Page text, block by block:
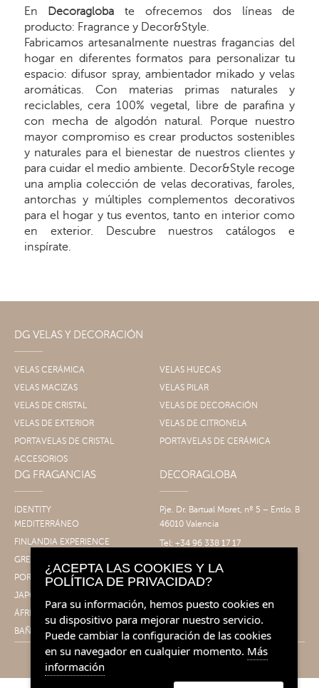
En Decoragloba te ofrecemos dos líneas de
producto: Fragrance y Decor&Style.
Fabricamos artesanalmente nuestras fragancias del
hogar en diferentes formatos para personalizar tu
espacio: difusor spray, ambientador mikado y velas
aromáticas. Con materias primas naturales y
reciclables, cera 100% vegetal, libre de parafina y
con mecha de algodón natural. Porque nuestro
mayor compromiso es crear productos sostenibles
y naturales para el bienestar de nuestros clientes y
para cuidar el medio ambiente. Decor&Style recoge
una amplia colección de velas decorativas, faroles,
antorchas y múltiples complementos decorativos
para el hogar y tus eventos, tanto en interior como
en exterior. Descubre nuestros catálogos e
inspírate.
DG VELAS Y DECORACIÓN
VELAS CERÁMICA
VELAS HUECAS
VELAS MACIZAS
VELAS PILAR
VELAS DE CRISTAL
VELAS DE DECORACIÓN
VELAS DE EXTERIOR
VELAS DE CITRONELA
PORTAVELAS DE CRISTAL
PORTAVELAS DE CERÁMICA
ACCESORIOS
DG FRAGANCIAS
IDENTITY
MEDITERRÁNEO
FINLANDIA EXPERIENCE
GRECIA EXPERIENCE
PORTUGAL EXPERIENCE
JAPÓN EXPERIENCE
ÁFRICA EXPERIENCE
BAÑO&CUERPO
DECORAGLOBA
Pje. Dr. Bartual Moret, nº 5 – Entlo. B
46010 Valencia
Tel: +34 96 338 17 17
info@decoragloba.com
¿ACEPTA LAS COOKIES Y LA
POLÍTICA DE PRIVACIDAD?
Para su información, hemos puesto cookies en
su dispositivo para mejorar nuestro servicio.
Puede cambiar la configuración de las cookies
en su navegador en cualquier momento. Más
información